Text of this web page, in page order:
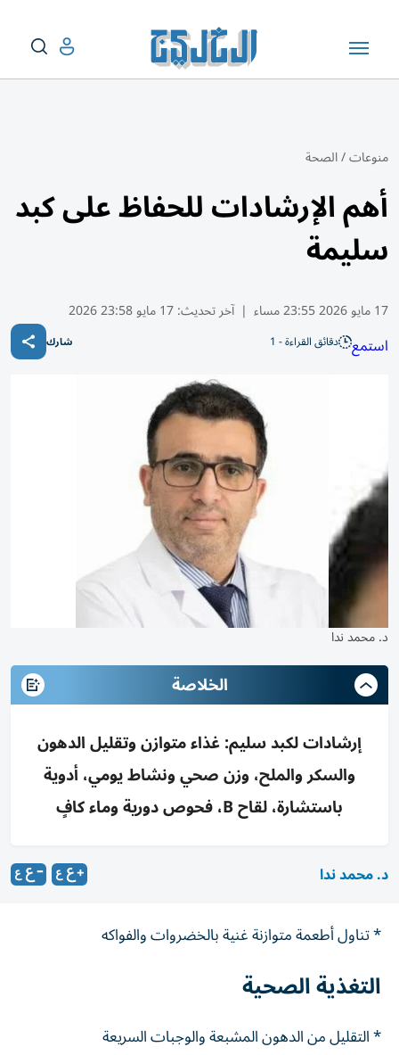
منوعات/الصحة
أهم الإرشادات للحفاظ على كبد
سليمة
17 مايو 2026 23:55 مساء | آخر تحديث:17 مايو 23:58 2026
استمع دقائق القراءة - 1 شارك
د. محمد ندا
الخلاصة
إرشادات لكبد سليم: غذاء متوازن وتقليل الدهون
والسكر والملح، وزن صحي ونشاط يومي، أدوية
باستشارة، لقاح B، فحوص دورية وماء كافٍ
د. محمد ندا
* تناول أطعمة متوازنة غنية بالخضروات والفواكه
التغذية الصحية
* التقليل من الدهون المشبعة والوجبات السريعة